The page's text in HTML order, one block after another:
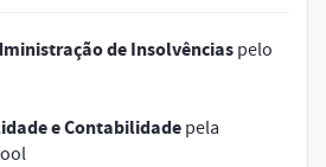
de Insolvênciaspelo
e Contabilidade pela